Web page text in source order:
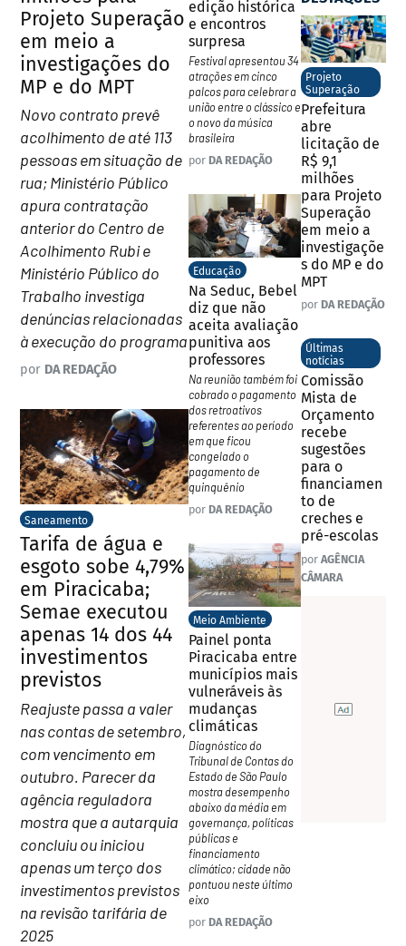
Projeto Superação
em meio a
investigações do
MP e do MPT
Novo contrato prevê
acolhimento de até 113
pessoas em situação de
rua; Ministério Público
apura contratação
anterior do Centro de
Acolhimento Rubi e
Ministério Público do
Trabalho investiga
denúncias relacionadas
à execução do programa
por DA REDAÇÃO
Saneamento
Tarifa de água e
esgoto sobe 4,79%
em Piracicaba;
Semae executou
apenas 14 dos 44
investimentos
previstos
Reajuste passa a valer
nas contas de setembro,
com vencimento em
outubro. Parecer da
agência reguladora
mostra que a autarquia
concluiu ou iniciou
apenas um terço dos
investimentos previstos
na revisão tarifária de
2025
edição histórica
e encontros
surpresa
Festival apresentou 34
atrações em cinco
palcos para celebrar a
união entre o clássico e
o novo da música
brasileira
por DA REDAÇÃO
Educação
Na Seduc, Bebel
diz que não
aceita avaliação
punitiva aos
professores
Na reunião também foi
cobrado o pagamento
dos retroativos
referentes ao período
em que ficou
congelado o
pagamento de
quinquênio
por DA REDAÇÃO
Meio Ambiente
Painel ponta
Piracicaba entre
municípios mais
vulneráveis às
mudanças
climáticas
Diagnóstico do
Tribunal de Contas do
Estado de São Paulo
mostra desempenho
abaixo da média em
governança, políticas
públicas e
financiamento
climático; cidade não
pontuou neste último
eixo
por DA REDAÇÃO
Projeto
Superação
Prefeitura
abre
licitação de
R$ 9,1
milhões
para Projeto
Superação
em meio a
investigaçõe
s do MP e do
MPT
por DA REDAÇÃO
Últimas
notícias
Comissão
Mista de
Orçamento
recebe
sugestões
para o
financiamen
to de
creches e
pré-escolas
por AGÊNCIA
CÂMARA